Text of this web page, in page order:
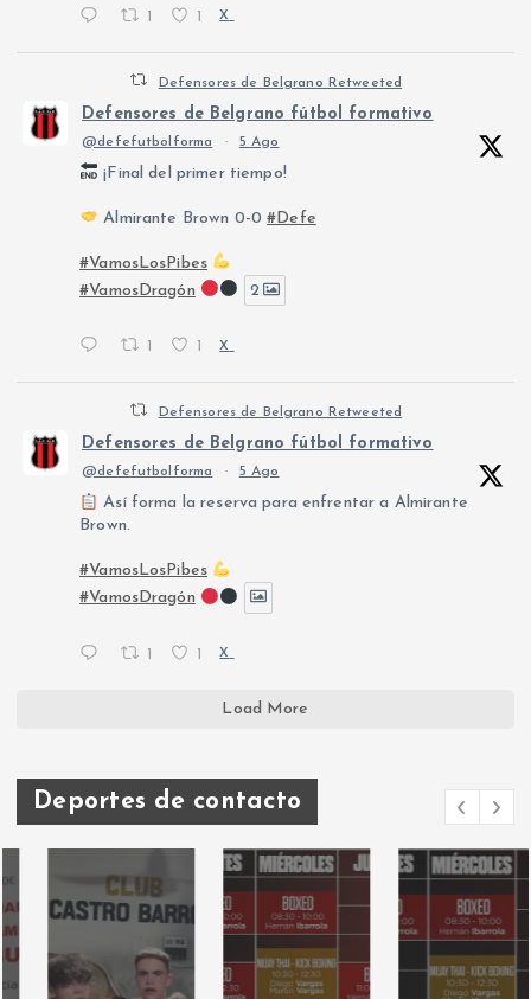
1 1 X
Defensores de Belgrano Retweeted
Defensores de Belgrano fútbol formativo
@defefutbolforma · 5 Ago
¡Final del primer tiempo!
Almirante Brown 0-0#Defe
#VamosLosPibes
#VamosDragón
2
X
Defensores de Belgrano Retweeted
Defensores de Belgrano fútbol formativo
@defefutbolforma · 5 Ago
Así forma la reserva para enfrentar a Almirante
Brown.
#VamosLosPibes
#VamosDragón
1 1 X
Load More
Deportes de contacto